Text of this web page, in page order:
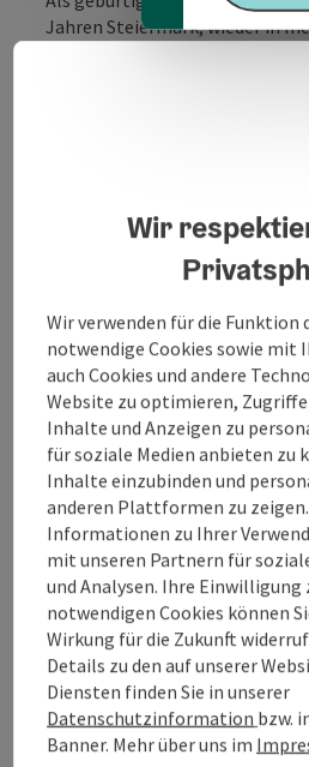
Jahren Steiermark, wieder in
künstlerischer
mich nun schon seit über 15
sammeln dürfen.
So bin ich nicht nur Fotografin,
- das gibt mir die Möglichkeit,
genau umsetzen zu können.
In einem Beratungsgespräch
sprechen wir über Ihre
Auf diese Weise entstehen ...
Beschreibung vollständig
Kontakt
Öffnungszeiten
Anreise/Lage
Wir
Wir verwenden für die Funktion
notwendige Cookies sowie mit
auch Cookies und andere
Website zu optimieren,
Inhalte und Anzeigen zu
für soziale Medien anbieten zu
Inhalte einzubinden und
anderen Plattformen zu
Informationen zu Ihrer
mit unseren Partnern für
und Analysen. Ihre
notwendigen Cookies können
Wirkung für die Zukunft
Details zu den auf unserer
Diensten finden Sie in unserer
Datenschutzinformation bzw.
Banner. Mehr über uns im